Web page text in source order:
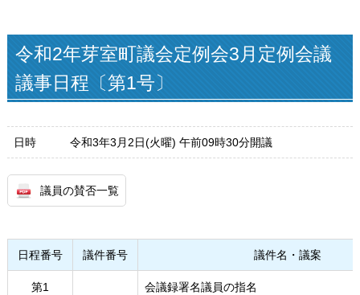
令和2年芽室町議会定例会3月定例会議
議事日程〔第1号〕
日時 令和3年3月2日(火曜) 午前09時30分開議
議員の賛否一覧
日程番号 議件番号 議件名・議案
第1 会議録署名議員の指名